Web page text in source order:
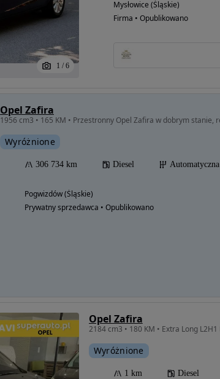
1 / 6
Mysłowice (Śląskie)
Firma • Opublikowano
Opel Zafira
Wyróżnione
306 734 km Diesel Automatyczna
Pogwizdów (Śląskie)
Prywatny sprzedawca • Opublikowano
Opel Zafira
Wyróżnione
1 km Diesel